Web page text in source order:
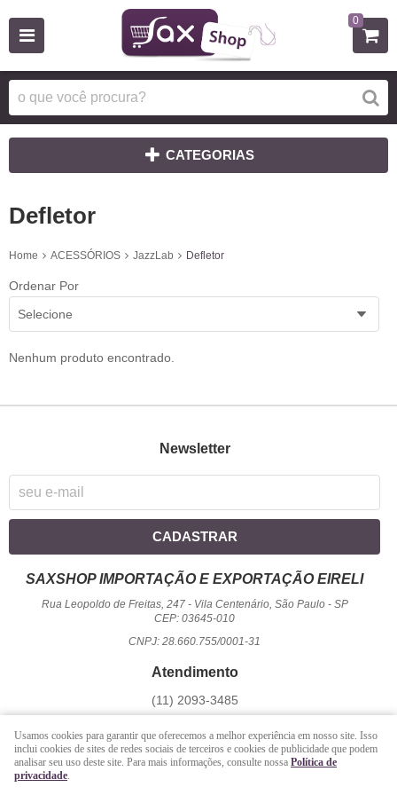
0
CATEGORIAS
Defletor
Home ACESSÓRIOS JazzLab Defletor
Ordenar Por
Selecione
Nenhum produto encontrado.
Newsletter
CADASTRAR
SAXSHOP IMPORTAÇÃO E EXPORTAÇÃO EIRELI
Rua Leopoldo de Freitas, 247- Vila Centenário, São Paulo- SP
CEP: 03645-010
CNPJ: 28.660.755/0001-31
Atendimento
(11) 2093-3485
Seg a Sex - 09 hrs às 17:00 hrs / Sáb - 09 hrs às 13 hrs.
atendimento@saxshop.com.br
Usamos cookies para garantir que oferecemos a melhor experiência em nosso site. Isso
inclui cookies de sites de redes sociais de terceiros e cookies de publicidade que podem
analisar seu uso deste site. Para mais informações, consulte nossa Política de
privacidade.